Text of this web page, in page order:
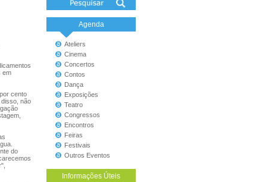
Agenda
Ateliers
Cinema
Concertos
Contos
Dança
Exposições
Teatro
Congressos
Encontros
Feiras
Festivais
Outros Eventos
Informações Úteis
em
cento
não
do